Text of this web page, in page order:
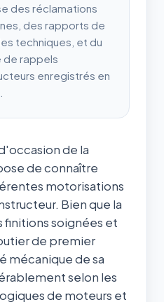
des réclamations
des rapports de
techniques, et du
de rappels
enregistrés en
de la
de connaître
motorisations
Bien que la
finitions soignées et
de premier
mécanique de sa
selon les
de moteurs et